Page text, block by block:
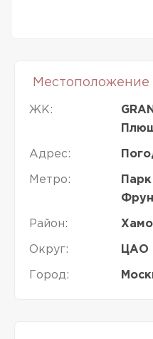
Местоположение
ЖК:
Адрес:
Метро:
Район:
Округ: ЦАО
Город: